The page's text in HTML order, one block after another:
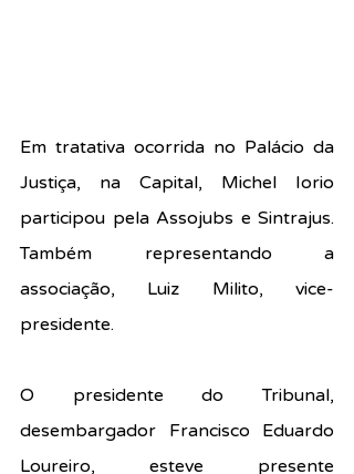
Em tratativa ocorrida no Palácio da
Justiça, na Capital, Michel Iorio
participou pela Assojubs e Sintrajus.
Também representando a
associação, Luiz Milito, vice-
presidente.
O presidente do Tribunal,
desembargador Francisco Eduardo
Loureiro, esteve presente